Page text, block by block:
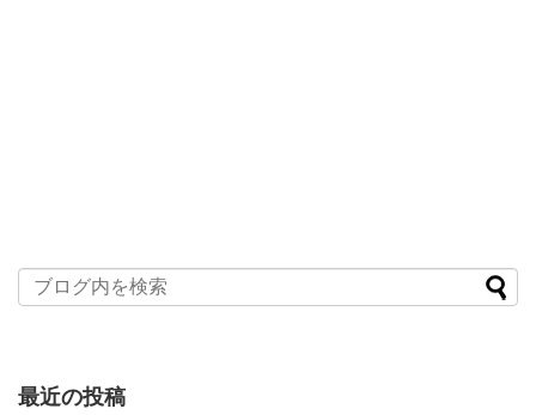
最近の投稿